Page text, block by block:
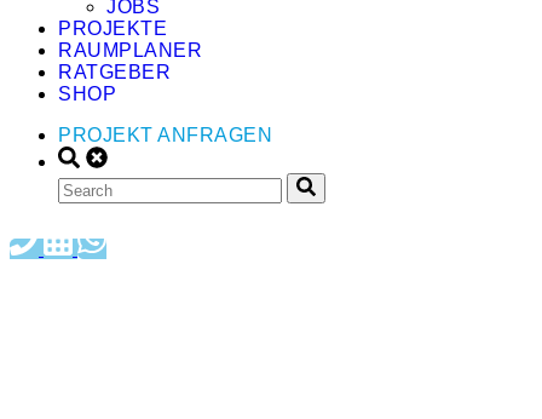
JOBS
PROJEKTE
RAUMPLANER
RATGEBER
SHOP
PROJEKT ANFRAGEN